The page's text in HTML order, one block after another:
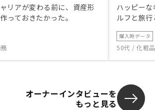
リアが変わる前に、資産形
っておきたかった。
ハッピー
ルフと旅
購入時データ
50代 / 化粧
オーナーインタビューを
もっと見る